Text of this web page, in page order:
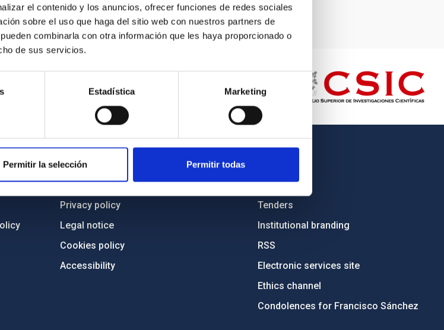
el contenido y los anuncios, ofrecer funciones de redes sociales
sobre el uso que haga del sitio web con nuestros partners de
combinarla con otra información que les haya proporcionado o
de sus servicios.
Estadística Marketing
Permitir la selección Permitir todas
IAC PORTAL
Sitemap
Privacy policy
Legal notice
Cookies policy
Accessibility
Employment
Tenders
Institutional branding
RSS
Electronic services site
Ethics channel
Condolences for Francisco Sánchez